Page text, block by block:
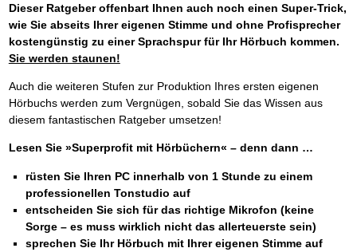
Dieser Ratgeber offenbart Ihnen auch noch einen Super-Trick,
wie Sie abseits Ihrer eigenen Stimme und ohne Profisprecher
kostengünstig zu einer Sprachspur für Ihr Hörbuch kommen.
Sie werden staunen!
Auch die weiteren Stufen zur Produktion Ihres ersten eigenen
Hörbuchs werden zum Vergnügen, sobald Sie das Wissen aus
diesem fantastischen Ratgeber umsetzen!
Lesen Sie »Superprofit mit Hörbüchern« – denn dann …
rüsten Sie Ihren PC innerhalb von 1 Stunde zu einem
professionellen Tonstudio auf
entscheiden Sie sich für das richtige Mikrofon (keine
Sorge – es muss wirklich nicht das allerteuerste sein)
sprechen Sie Ihr Hörbuch mit Ihrer eigenen Stimme auf